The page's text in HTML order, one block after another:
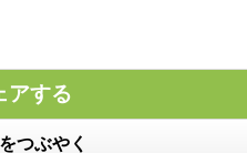
アする
つぶやく